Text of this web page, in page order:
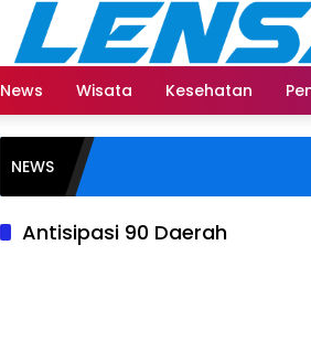
News
Wisata Kesehatan
NEWS
Antisipasi 90 Daerah